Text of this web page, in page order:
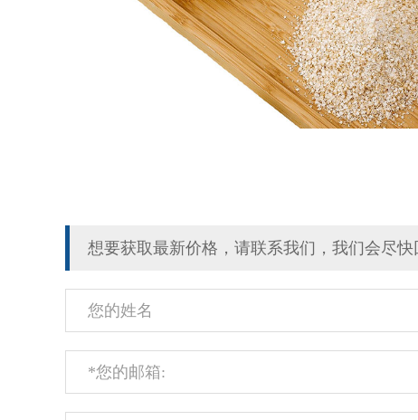
想要获取最新价格，请联系我们，我们会尽快